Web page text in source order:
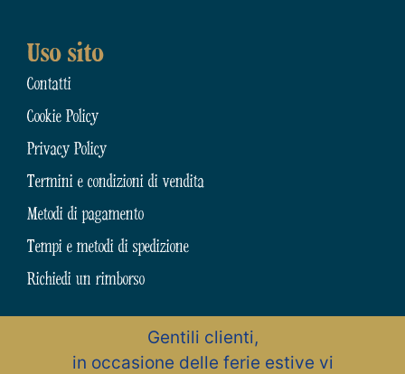
Gentili clienti,
in occasione delle ferie estive vi
Uso sito
Contatti
Cookie Policy
Privacy Policy
Termini e condizioni di vendita
Metodi di pagamento
Tempi e metodi di spedizione
Richiedi un rimborso
N.31794 dell’Albo Artigiani della Provincia di Chieti
Zona Artigianale, 15 – 66015 Fara San Martino (CH) – Abruzzo – Italia